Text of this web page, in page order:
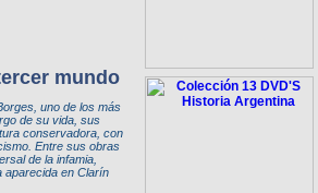
mundo
uno de los más
de su vida, sus
conservadora, con
Entre sus obras
de la infamia,
aparecida en Clarín